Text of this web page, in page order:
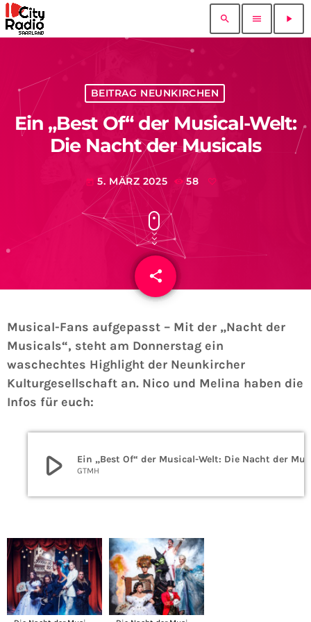
search menu play_arrow
BEITRAG NEUNKIRCHEN
Ein „Best Of“ der Musical-Welt:
Die Nacht der Musicals
today 5. MÄRZ 2025 58
share
email
Musical-Fans aufgepasst – Mit der „Nacht der
Musicals“, steht am Donnerstag ein
waschechtes Highlight der Neunkircher
Kulturgesellschaft an. Nico und Melina haben die
Infos für euch:
play_arrow GTMH